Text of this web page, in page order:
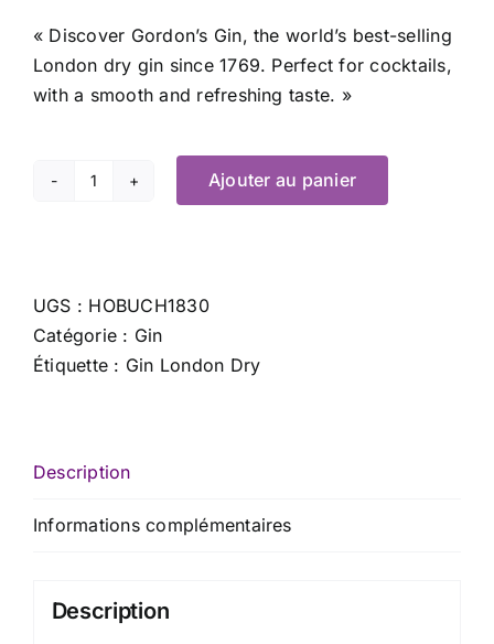
« Discover Gordon’s Gin, the world’s best-selling
London dry gin since 1769. Perfect for cocktails,
with a smooth and refreshing taste. »
quantité
70
cl
x
Ajouter au panier
UGS : HOBUCH1830
Catégorie : Gin
Étiquette : Gin London Dry
Description
Informations complémentaires
Description